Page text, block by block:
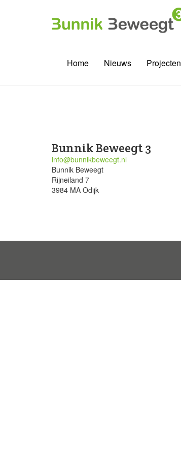
Home Nieuws Projecten
Bunnik Beweegt 3
info@bunnikbeweegt.nl
Bunnik Beweegt
Rijneiland 7
3984 MA Odijk